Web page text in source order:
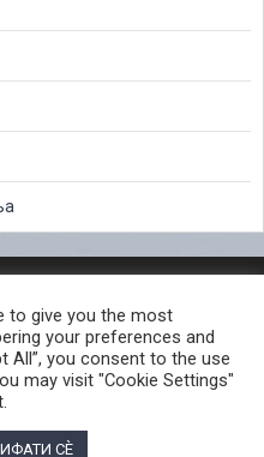
ОД ЈАВЕН КАРАКТЕР
ДЕЛО
КОРИСНИ ЛИНКОВИ
ВЕБ СТРАНИЦА
to give you the most
your preferences and
All”, you consent to the use
may visit "Cookie Settings"
СÈ